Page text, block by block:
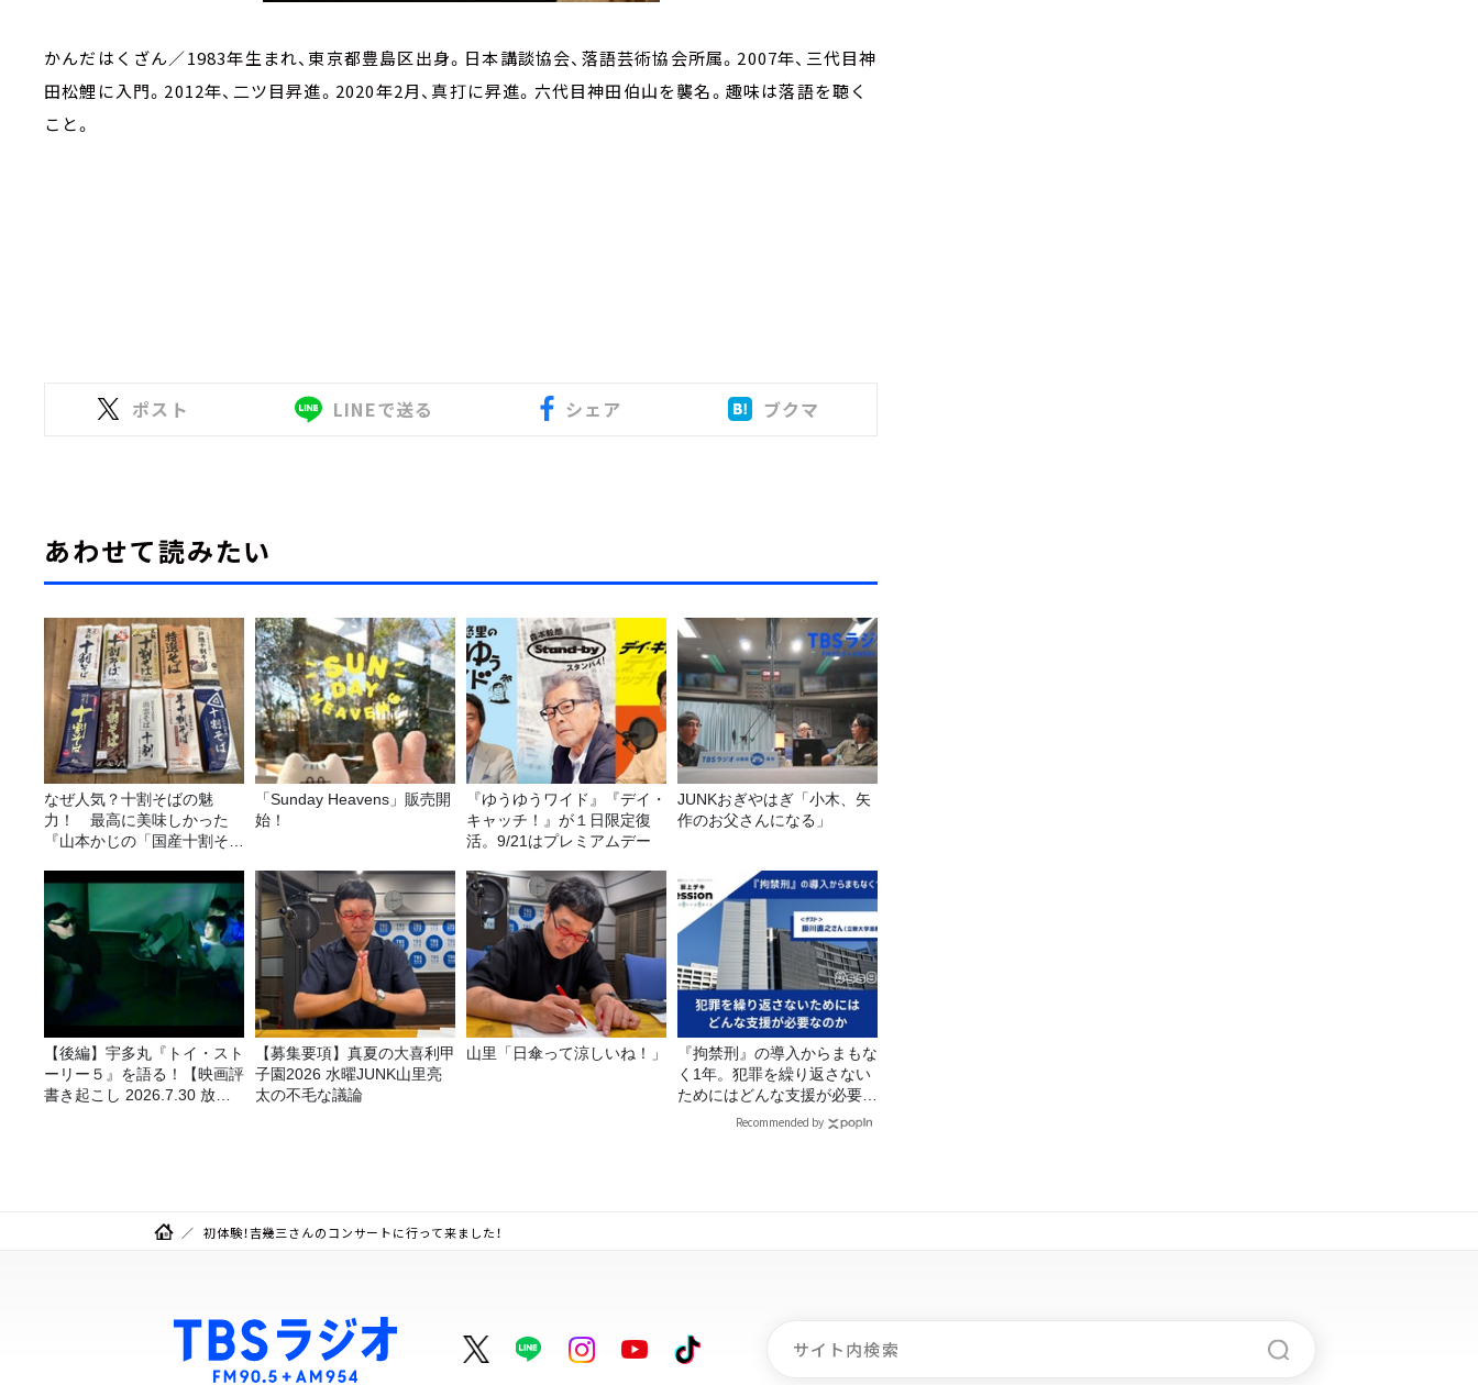
かんだはくざん／1983年生まれ、東京都豊島区出身。日本講談協会、落語芸術協会所属。2007年、三代目神
田松鯉に入門。2012年、二ツ目昇進。2020年2月、真打に昇進。六代目神田伯山を襲名。趣味は落語を聴く
こと。
ポスト LINEで送る シェア ブクマ
あわせて読みたい
なぜ人気？十割そばの魅
力！ 最高に美味しかった
『山本かじの「国産十割そ
種食べ比べ】
「Sunday Heavens」販売開
始！
『ゆうゆうワイド』『デイ・
キャッチ！』が１日限定復
活。9/21はプレミアムデー
JUNKおぎやはぎ「小木、矢
作のお父さんになる」
【後編】宇多丸『トイ・スト
ーリー５』を語る！【映画評
書き起こし 2026.7.30 放
【募集要項】真夏の大喜利甲
子園2026 水曜JUNK山里亮
太の不毛な議論
山里「日傘って涼しいね！」
『拘禁刑』の導入からまもな
く1年。犯罪を繰り返さない
ためにはどんな支援が必要な
Recommended by
初体験！吉幾三さんのコンサートに行って来ました！